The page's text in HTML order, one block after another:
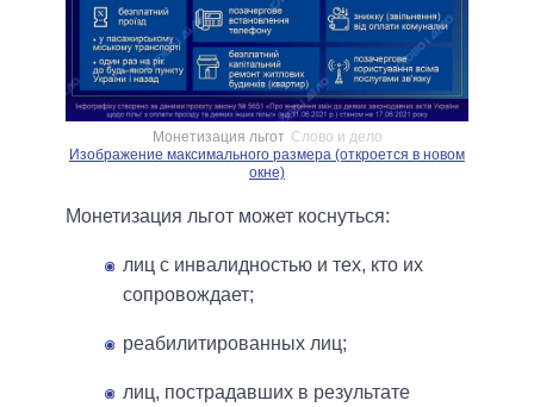
Монетизация льгот Слово и дело
Изображение максимального размера (откроется в новом
окне)
Монетизация льгот может коснуться:
лиц с инвалидностью и тех, кто их
сопровождает;
реабилитированных лиц;
лиц, пострадавших в результате